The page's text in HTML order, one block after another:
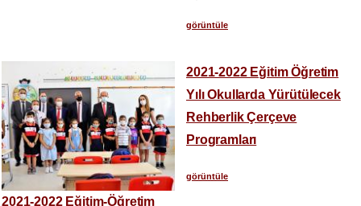
görüntüle
2021-2022 Eğitim-Öğretim
2021-2022 Eğitim Öğretim
Yılı Okullarda Yürütülecek
Rehberlik Çerçeve
Programları
görüntüle